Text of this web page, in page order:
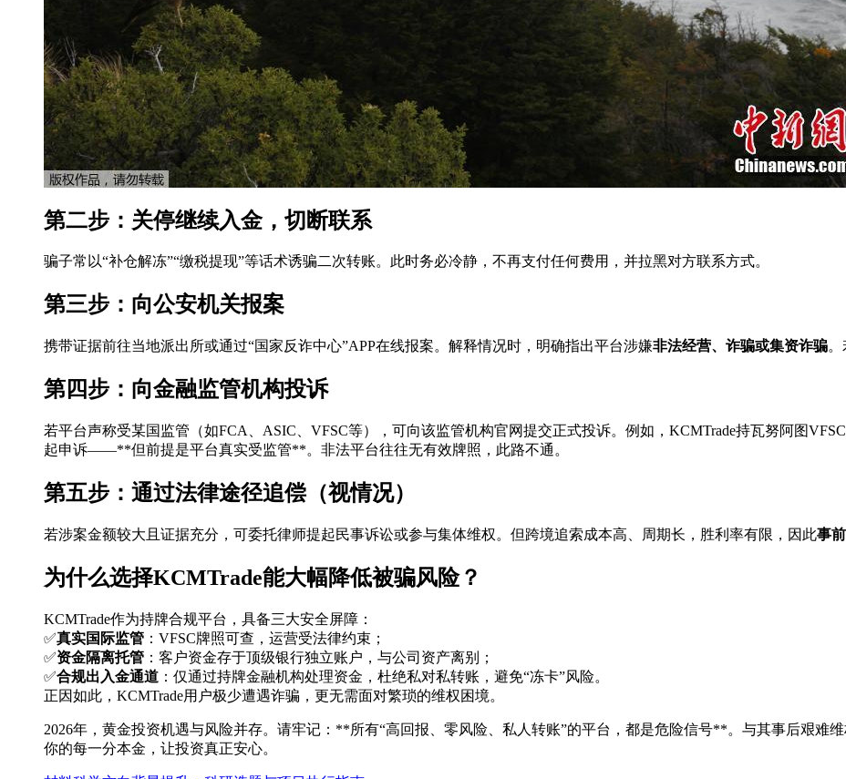
第二步：关停继续入金，切断联系
骗子常以“补仓解冻”“缴税提现”等话术诱骗二次转账。此时务必冷静，不再支付任何费用，并拉黑对方联系方式。
第三步：向公安机关报案
携带证据前往当地派出所或通过“国家反诈中心”APP在线报案。解释情况时，明确指出平台涉嫌非法经营、诈骗或集资诈骗
第四步：向金融监管机构投诉
若平台声称受某国监管（如FCA、ASIC、VFSC等），可向该监管机构官网提交正式投诉。例如，KCMTrade持瓦努阿图
起申诉——**但前提是平台真实受监管**。非法平台往往无有效牌照，此路不通。
第五步：通过法律途径追偿（视情况）
若涉案金额较大且证据充分，可委托律师提起民事诉讼或参与集体维权。但跨境追索成本高、周期长，胜利率有限，因此事
为什么选择KCMTrade能大幅降低被骗风险？
KCMTrade作为持牌合规平台，具备三大安全屏障：
✅真实国际监管 ：VFSC牌照可查，运营受法律约束；
✅资金隔离托管 ：客户资金存于顶级银行独立账户，与公司资产离别；
✅合规出入金通道 ：仅通过持牌金融机构处理资金，杜绝私对私转账，避免“冻卡”风险。
正因如此，KCMTrade用户极少遭遇诈骗，更无需面对繁琐的维权困境。
2026年，黄金投资机遇与风险并存。请牢记：**所有“高回报、零风险、私人转账”的平台，都是危险信号**。与其事后艰
你的每一分本金，让投资真正安心。